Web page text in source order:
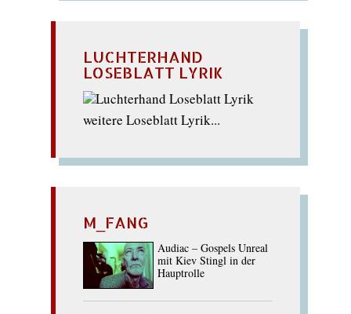
LUCHTERHAND
LOSEBLATT LYRIK
weitere Loseblatt Lyrik...
M_FANG
Audiac – Gospels Unreal
mit Kiev Stingl in der
Hauptrolle